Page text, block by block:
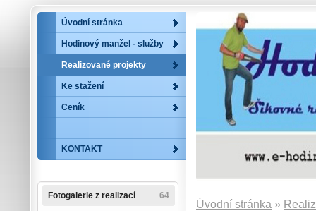
Úvodní stránka »
Úvodní stránka
Hodinový manžel - služby
Realizované projekty
Ke stažení
Ceník
KONTAKT
Fotogalerie z realizací 64